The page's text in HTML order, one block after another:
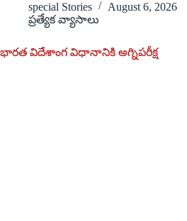
special Stories
August 6, 2026
ప్రత్యేక వ్యాసాలు
భారత విదేశాంగ విధానానికి అగ్నిపరీక్ష